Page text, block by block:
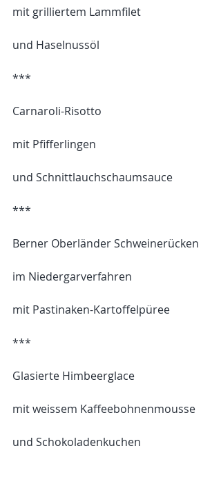
mit grilliertem Lammfilet
und Haselnussöl
***
Carnaroli-Risotto
mit Pfifferlingen
und Schnittlauchschaumsauce
***
Berner Oberländer Schweinerücken
im Niedergarverfahren
mit Pastinaken-Kartoffelpüree
***
Glasierte Himbeerglace
mit weissem Kaffeebohnenmousse
und Schokoladenkuchen